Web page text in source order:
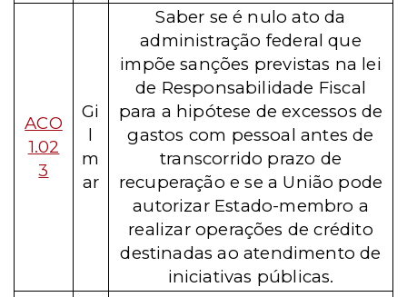
ACO
1.02
3
Gi
l
m
ar
Saber se é nulo ato da
administração federal que
impõe sanções previstas na lei
de Responsabilidade Fiscal
para a hipótese de excessos de
gastos com pessoal antes de
transcorrido prazo de
recuperação e se a União pode
autorizar Estado-membro a
realizar operações de crédito
destinadas ao atendimento de
iniciativas públicas.